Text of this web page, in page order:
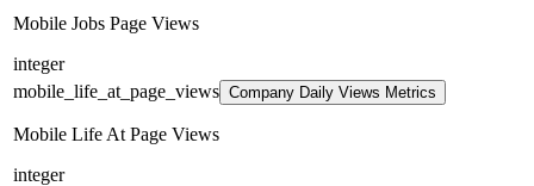
Mobile Jobs Page Views
integer
mobile_life_at_page_views Company Daily Views Metrics
Mobile Life At Page Views
integer